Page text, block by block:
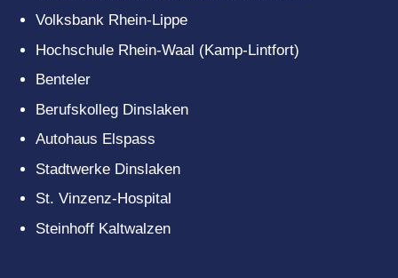
Volksbank Rhein-Lippe
Hochschule Rhein-Waal (Kamp-Lintfort)
Benteler
Berufskolleg Dinslaken
Autohaus Elspass
Stadtwerke Dinslaken
St. Vinzenz-Hospital
Steinhoff Kaltwalzen